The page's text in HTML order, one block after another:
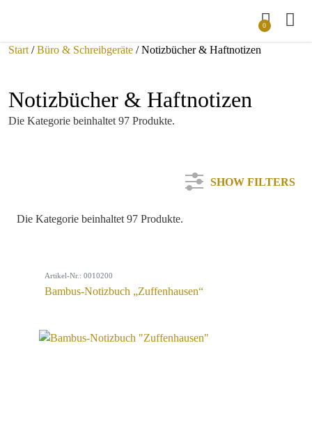
0
Start /Büro & Schreibgeräte / Notizbücher & Haftnotizen
Notizbücher & Haftnotizen
Die Kategorie beinhaltet 97 Produkte.
SHOW FILTERS
Farbe
Die Kategorie beinhaltet 97 Produkte.
Artikel-Nr.: 0010200
Bambus-Notizbuch „Zuffenhausen“